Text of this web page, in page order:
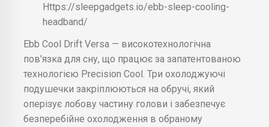
Https://sleepgadgets.io/ebb-sleep-cooling-
headband/
Ebb Cool Drift Versa — високотехнологічна
пов'язка для сну, що працює за запатентованою
технологією Precision Cool. Три охолоджуючі
подушечки закріплюються на обручі, який
оперізує лобову частину голови і забезпечує
безперебійне охолодження в обраному